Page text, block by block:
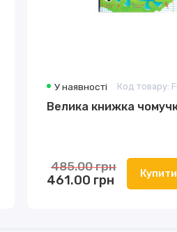
У наявності Код товару:
Велика книжка
461.00 грн
485.00 грн Купити